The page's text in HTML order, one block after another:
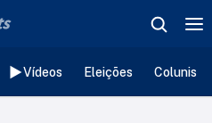
Vídeos Eleições